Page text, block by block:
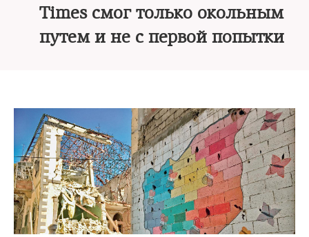
Times смог только окольным
путем и не с первой попытки